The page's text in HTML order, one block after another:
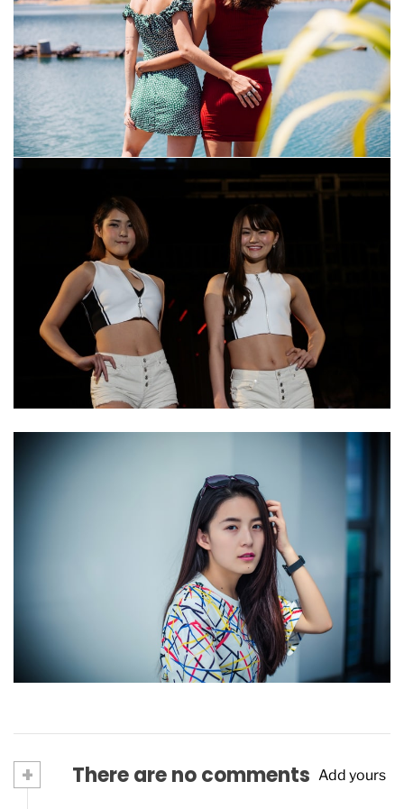
Cannes Film Festival 2023: All The Fashion
May 30, 2023
For The Ladies Of ‘Selling Sunset,’ Fashion
Means Business
May 30, 2023
The 10 Best Red-Carpet Moments Of Cannes
+ There are no comments Add yours